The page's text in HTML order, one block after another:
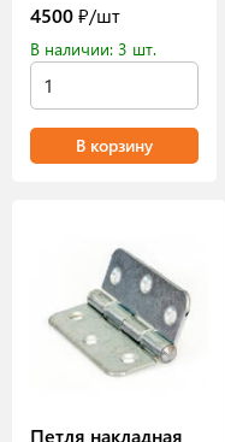
4500₽/шт
В наличии: 3 шт.
В корзину
Петля накладная